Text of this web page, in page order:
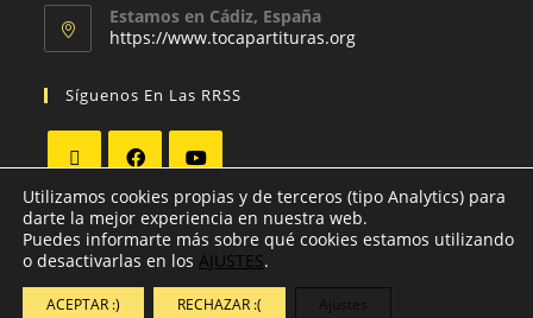
Estamos en Cádiz, España
https://www.tocapartituras.org
Síguenos En Las RRSS
Utilizamos cookies propias y de terceros (tipo Analytics) para
darte la mejor experiencia en nuestra web.
Puedes informarte más sobre qué cookies estamos utilizando
o desactivarlas en los AJUSTES.
ACEPTAR :) RECHAZAR :(